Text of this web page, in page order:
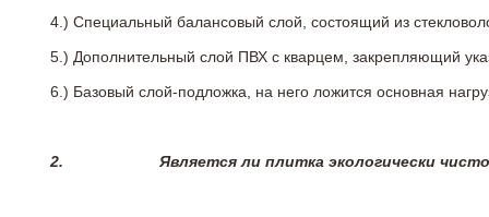
4.) Специальный балансовый слой, состоящий из
5.) Дополнительный слой ПВХ с кварцем, закрепляющий
6.) Базовый слой-подложка, на него ложится основная
2. Является ли плитка экологически